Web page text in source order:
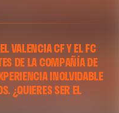
VALENCIA CF Y EL FC
DE LA COMPAÑÍA DE
INOLVIDABLE
¿QUIERES SER EL